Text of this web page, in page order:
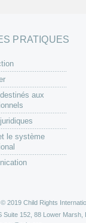
PRATIQUES
aux
le système
2019 Child Rights
Suite 152, 88 Lower Marsh,